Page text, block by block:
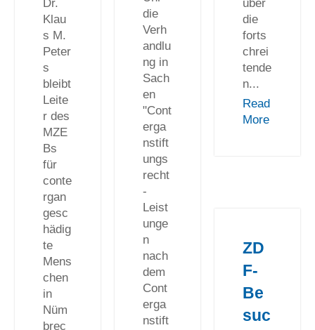
über
die
forts
chrei
tende
n...
Read
More
die
Verh
andlu
ng in
Sach
en
"Cont
erga
nstift
ungs
recht
-
Leist
unge
n
nach
dem
Cont
erga
nstift
Dr.
Klau
s M.
Peter
s
bleibt
Leite
r des
MZE
Bs
für
conte
rgan
gesc
hädig
te
Mens
chen
in
Nüm
brec
ZD
F-
Be
suc